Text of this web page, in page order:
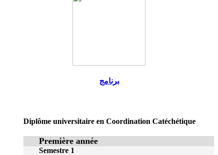
برنامج
Diplôme universitaire en Coordination Catéchétique
Première année
Semestre 1